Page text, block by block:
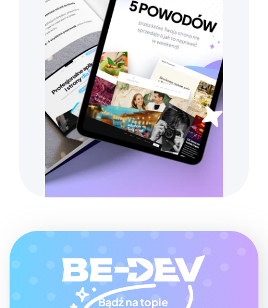
Bądź na topie